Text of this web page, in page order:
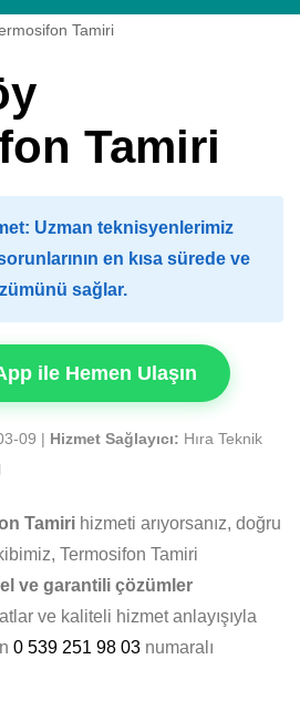
Tamiri
Tamiri
Uzman teknisyenlerimiz
en kısa sürede ve
sağlar.
ile Hemen Ulaşın
09 | Hizmet Sağlayıcı: Hıra Teknik
Tamiri hizmeti arıyorsanız, doğru
Termosifon Tamiri
ve garantili çözümler
ve kaliteli hizmet anlayışıyla
0 539 251 98 03 numaralı